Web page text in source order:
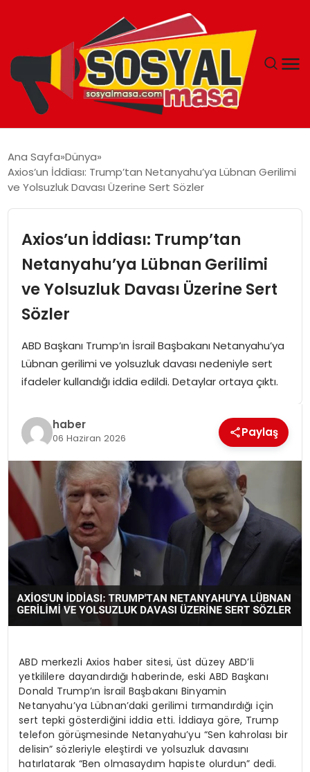
EKONOMI
EĞITIM
GÜNDEM
Ana Sayfa Dünya
Axios’un İddiası: Trump’tan Netanyahu’ya Lübnan Gerilimi
ve Yolsuzluk Davası Üzerine Sert Sözler
Axios’un İddiası: Trump’tan
Netanyahu’ya Lübnan Gerilimi
ve Yolsuzluk Davası Üzerine Sert
Sözler
ABD Başkanı Trump’ın İsrail Başbakanı Netanyahu’ya
Lübnan gerilimi ve yolsuzluk davası nedeniyle sert
ifadeler kullandığı iddia edildi. Detaylar ortaya çıktı.
haber
06 Haziran 2026 Paylaş
ABD merkezli Axios haber sitesi, üst düzey ABD’li
yetkililere dayandırdığı haberinde, eski ABD Başkanı
Donald Trump’ın İsrail Başbakanı Binyamin
Netanyahu’ya Lübnan’daki gerilimi tırmandırdığı için
sert tepki gösterdiğini iddia etti. İddiaya göre, Trump
telefon görüşmesinde Netanyahu’yu “Sen kahrolası bir
delisin” sözleriyle eleştirdi ve yolsuzluk davasını
hatırlatarak “Ben olmasaydım hapiste olurdun” dedi.